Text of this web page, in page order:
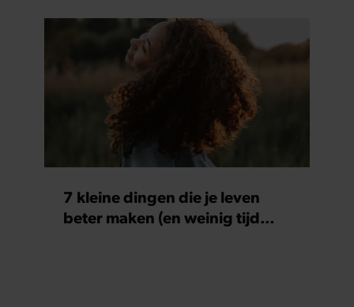
7 kleine dingen die je leven
beter maken (en weinig tijd